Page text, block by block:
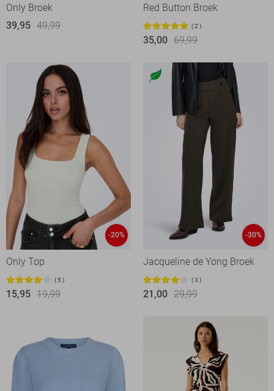
Only Broek
39,95 49,99
Red Button Broek
2
35,00 69,99
-20%
Only Top
5
15,95 19,99
-30%
Jacqueline de Yong Broek
3
21,00 29,99